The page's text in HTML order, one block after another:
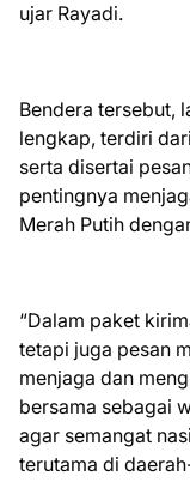
ujar Rayadi.
Bendera tersebut,
lengkap, terdiri
serta disertai
pentingnya
Merah Putih
“Dalam paket
tetapi juga pesan
menjaga dan
bersama sebagai
agar semangat
terutama di